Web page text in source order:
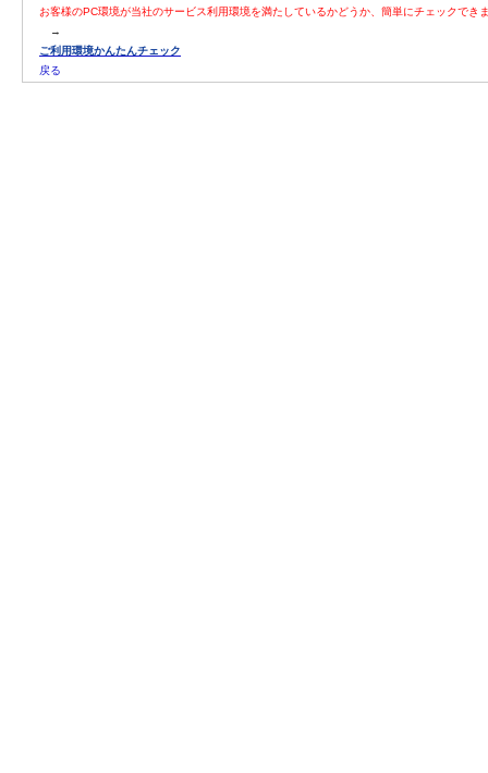
お客様のPC環境が当社のサービス利用環境を満たしているかどうか、簡単にチェックでき
→
ご利用環境かんたんチェック
戻る